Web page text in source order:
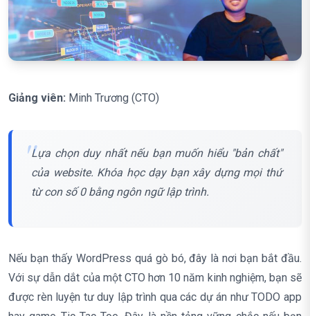
Giảng viên: Minh Trương (CTO)
Lựa chọn duy nhất nếu bạn muốn hiểu "bản chất"
của website. Khóa học dạy bạn xây dựng mọi thứ
từ con số 0 bằng ngôn ngữ lập trình.
Nếu bạn thấy WordPress quá gò bó, đây là nơi bạn bắt đầu.
Với sự dẫn dắt của một CTO hơn 10 năm kinh nghiệm, bạn sẽ
được rèn luyện tư duy lập trình qua các dự án như TODO app